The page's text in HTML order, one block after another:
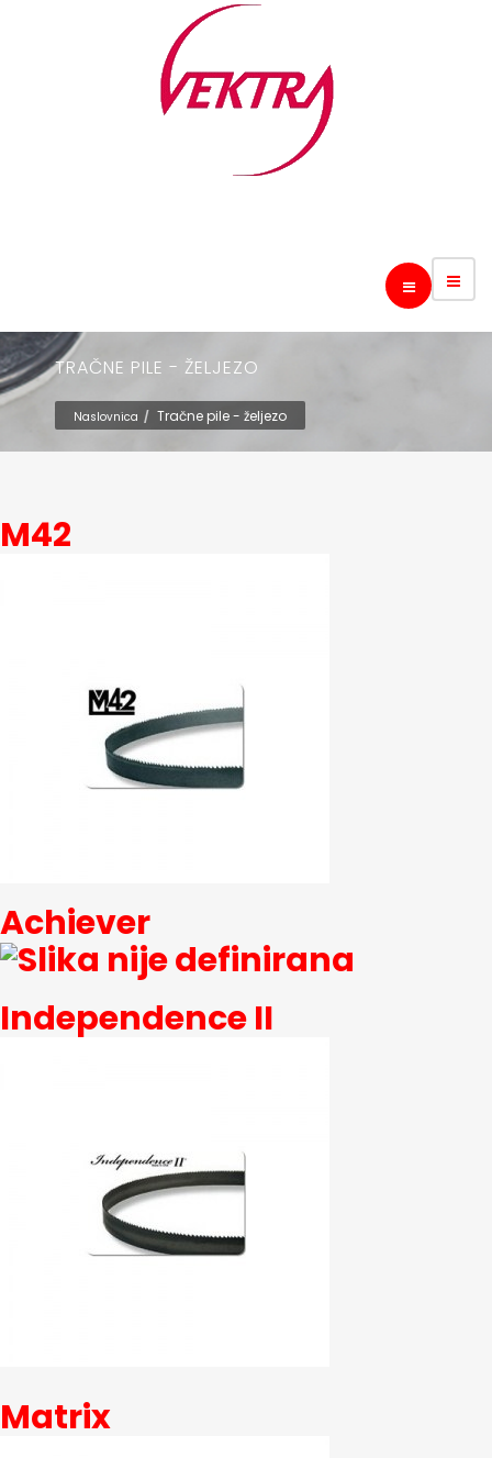
TRAČNE PILE - ŽELJEZO
Naslovnica Tračne pile - željezo
M42
Achiever
Independence II
Matrix